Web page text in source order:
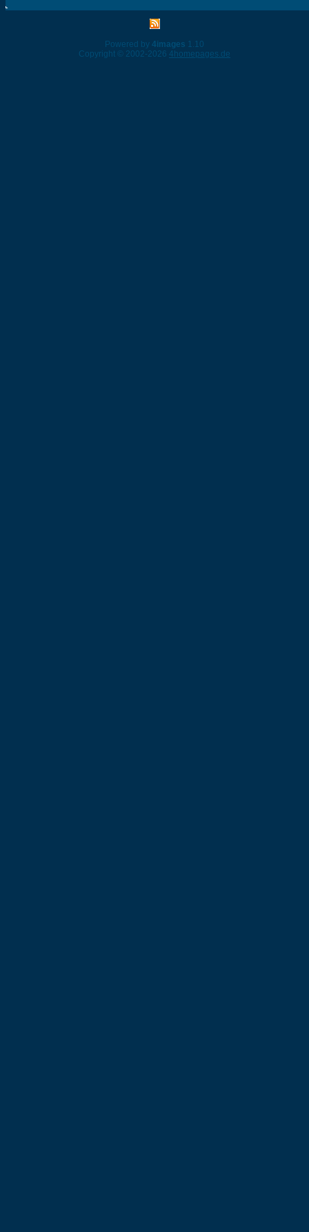
Powered by 4images 1.10
Copyright © 2002-2026 4homepages.de